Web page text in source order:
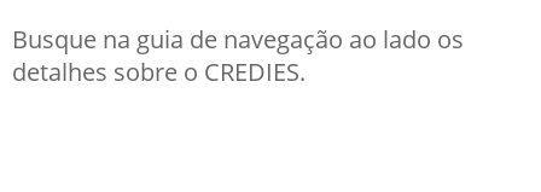
Busque na guia de navegação ao lado os
detalhes sobre o CREDIES.